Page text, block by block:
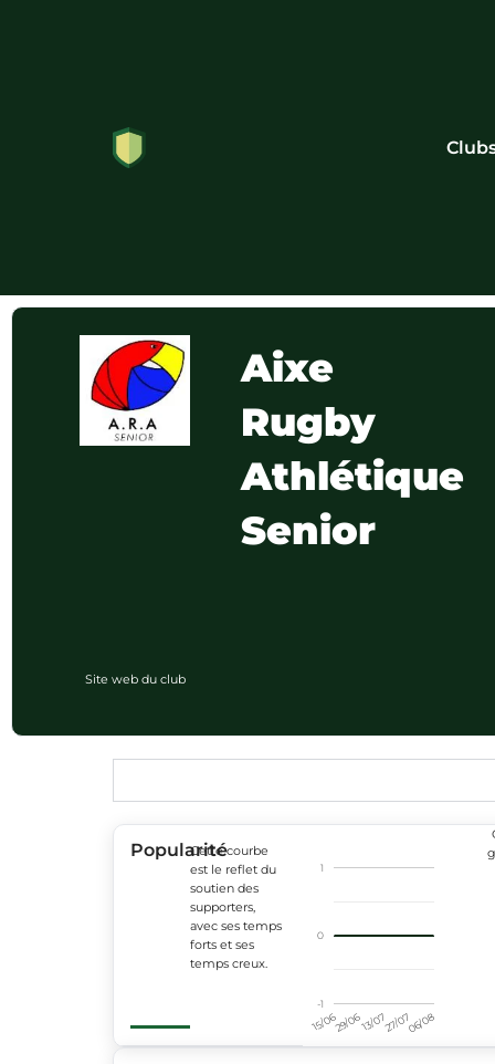
Site web du club
Aixe
Rugby
Athlétique
Senior
PopularitéCette courbe
est le reflet du
soutien des
supporters,
avec ses temps
forts et ses
temps creux.
15/0629/0613/0727/0706/08
-1
0
1